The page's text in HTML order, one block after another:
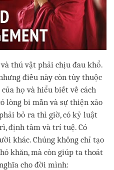
thú vật phải chịu đau khổ.
điều này còn tùy thuộc
họ và hiểu biết về cách
lòng bi mẫn và sự thiện xảo
bỏ ra thì giờ, có kỷ luật
định tâm và trí tuệ. Có
khác. Chúng không chỉ tạo
khăn, mà còn giúp ta thoát
cho đời mình: